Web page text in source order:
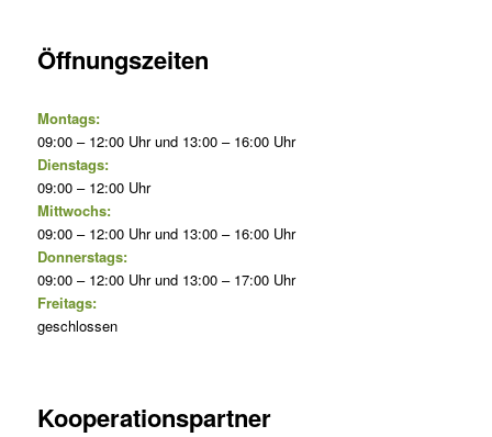
Öffnungszeiten
Montags:
09:00 – 12:00 Uhr und 13:00 – 16:00 Uhr
Dienstags:
09:00 – 12:00 Uhr
Mittwochs:
09:00 – 12:00 Uhr und 13:00 – 16:00 Uhr
Donnerstags:
09:00 – 12:00 Uhr und 13:00 – 17:00 Uhr
Freitags:
geschlossen
Kooperationspartner